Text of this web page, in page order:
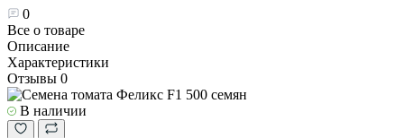
0
Все о товаре
Описание
Характеристики
Отзывы 0
В наличии